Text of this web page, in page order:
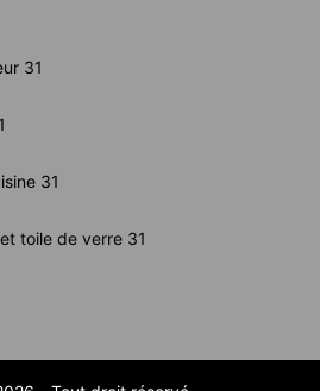
31
31
toile de verre 31